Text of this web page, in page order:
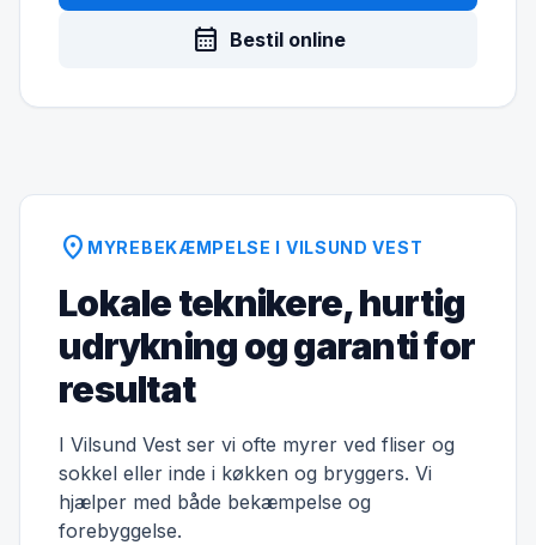
calendar_month Bestil online
location_on MYREBEKÆMPELSE I VILSUND VEST
Lokale teknikere, hurtig
udrykning og garanti for
resultat
I Vilsund Vest ser vi ofte myrer ved fliser og
sokkel eller inde i køkken og bryggers. Vi
hjælper med både bekæmpelse og
forebyggelse.